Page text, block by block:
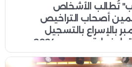
تُطالب الأشخاص
أصحاب التراخيص
بالإسراع بالتسجيل
نهاية ديسمبر 2024